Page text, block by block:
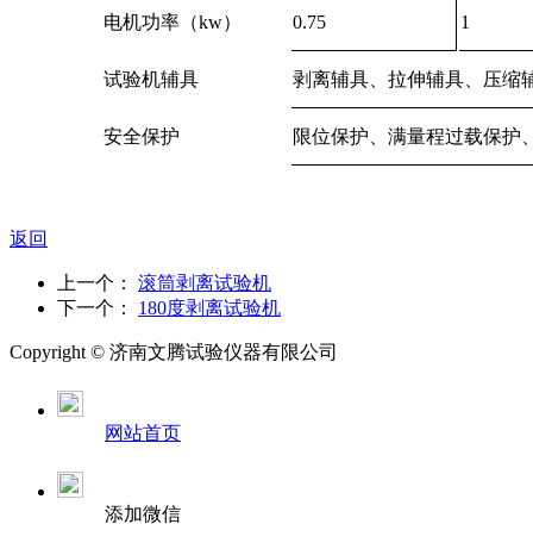
电机功率（kw） 0.75 1
试验机辅具 剥离辅具、拉伸辅具、压缩
安全保护 限位保护、满量程过载保护
返回
上一个： 滚筒剥离试验机
下一个： 180度剥离试验机
Copyright © 济南文腾试验仪器有限公司
网站首页
添加微信